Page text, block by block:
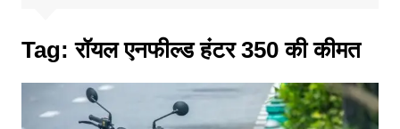
Tag:रॉयल एनफील्ड हंटर 350 की कीमत